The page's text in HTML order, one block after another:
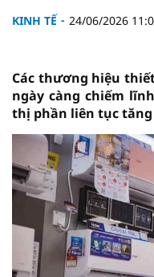
KINH TẾ 24/06/2026
Các thương hiệu
ngày càng chiếm
thị phần liên tục